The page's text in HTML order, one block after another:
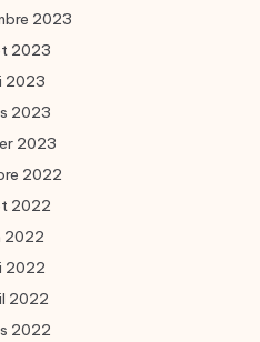
2023
2023
2023
2023
2023
2022
2022
2022
2022
2022
2022